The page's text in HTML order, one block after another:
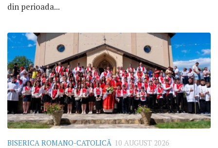
din perioada...
BISERICA ROMANO-CATOLICĂ 10 AUGUST 2026